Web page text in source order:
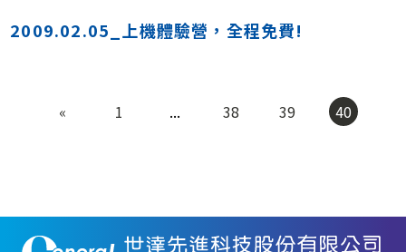
2009.02.05_上機體驗營，全程免費!
« 1 ... 38 39 40